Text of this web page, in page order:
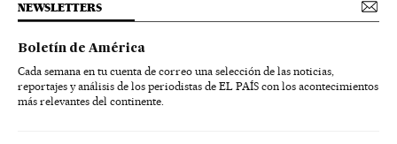
NEWSLETTERS
Boletín de América
Cada semana en tu cuenta de correo una selección de las noticias,
reportajes y análisis de los periodistas de EL PAÍS con los acontecimientos
más relevantes del continente.